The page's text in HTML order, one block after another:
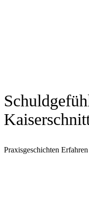
Praxisgeschichten